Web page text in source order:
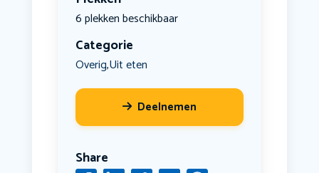
6 plekken beschikbaar
Categorie
Overig,Uit eten
Deelnemen
Share